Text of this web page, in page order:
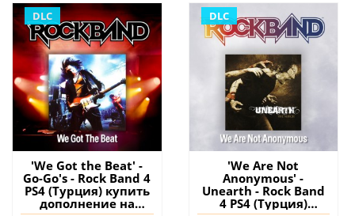
DLC
'We Got the Beat' -
Go-Go's - Rock Band 4
PS4 (Турция) купить
дополнение на
DLC
'We Are Not
Anonymous' -
Unearth - Rock Band
4 PS4 (Турция)